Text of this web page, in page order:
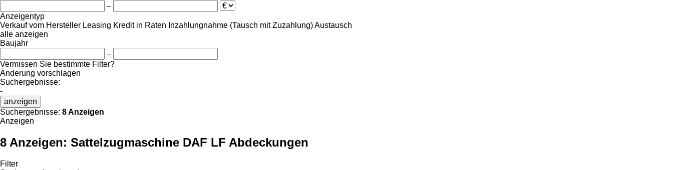
–
Anzeigentyp
Verkauf vom Hersteller Leasing Kredit in Raten Inzahlungnahme (Tausch mit Zuzahlung)Austausch
alle anzeigen
Baujahr
–
Vermissen Sie bestimmte Filter?
Änderung vorschlagen
Suchergebnisse:
-
anzeigen
Suchergebnisse: 8 Anzeigen
Anzeigen
8 Anzeigen: Sattelzugmaschine DAF LF Abdeckungen
Filter